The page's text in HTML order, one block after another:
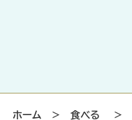
ホーム ＞ 食べる ＞